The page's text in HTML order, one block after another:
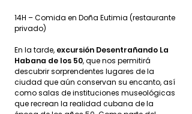
14H – Comida en Doña Eutimia (restaurante
privado)
En la tarde, excursión Desentrañando La
Habana de los 50, que nos permitirá
descubrir sorprendentes lugares de la
ciudad que aún conservan su encanto, así
como salas de instituciones museológicas
que recrean la realidad cubana de la